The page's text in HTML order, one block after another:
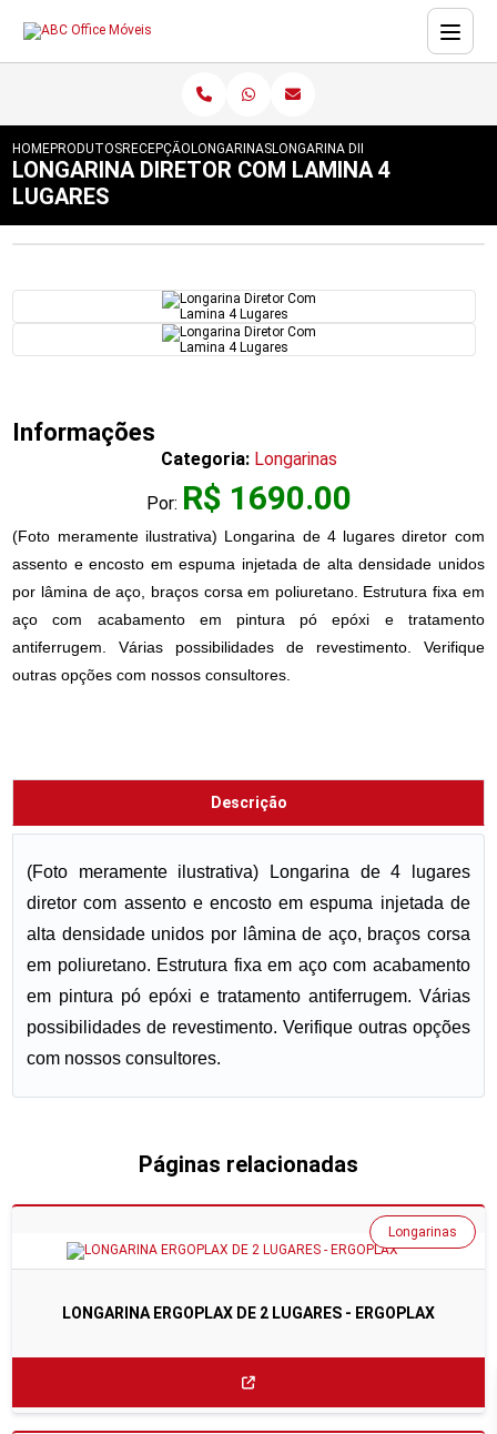
HOMEPRODUTOSRECEPÇÃO LONGARINASLONGARINA DIRETOR COM LAMINA
LONGARINA DIRETOR COM LAMINA 4
LUGARES
Informações
Categoria: Longarinas
Por: R$ 1690.00
(Foto meramente ilustrativa) Longarina de 4 lugares diretor com
assento e encosto em espuma injetada de alta densidade unidos
por lâmina de aço, braços corsa em poliuretano. Estrutura fixa em
aço com acabamento em pintura pó epóxi e tratamento
antiferrugem. Várias possibilidades de revestimento. Verifique
outras opções com nossos consultores.
Descrição
(Foto meramente ilustrativa) Longarina de 4 lugares
diretor com assento e encosto em espuma injetada de
alta densidade unidos por lâmina de aço, braços corsa
em poliuretano. Estrutura fixa em aço com acabamento
em pintura pó epóxi e tratamento antiferrugem. Várias
possibilidades de revestimento. Verifique outras opções
com nossos consultores.
Páginas relacionadas
LONGARINA ERGOPLAX DE 2 LUGARES - ERGOPLAX
Longarinas